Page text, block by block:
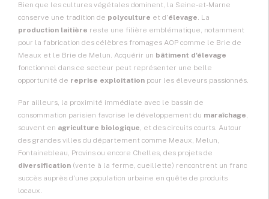
Bien que les cultures végétales dominent, la Seine-et-Marne
conserve une tradition de polyculture et d'élevage. La
production laitière reste une filière emblématique, notamment
pour la fabrication des célèbres fromages AOP comme le Brie de
Meaux et le Brie de Melun. Acquérir un bâtiment d'élevage
fonctionnel dans ce secteur peut représenter une belle
opportunité de reprise exploitation pour les éleveurs passionnés.
Par ailleurs, la proximité immédiate avec le bassin de
consommation parisien favorise le développement du maraîchage,
souvent en agriculture biologique, et des circuits courts. Autour
des grandes villes du département comme Meaux, Melun,
Fontainebleau, Provins ou encore Chelles, des projets de
diversification (vente à la ferme, cueillette) rencontrent un franc
succès auprès d'une population urbaine en quête de produits
locaux.